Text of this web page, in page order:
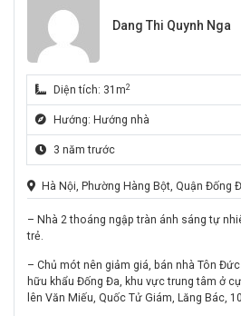
Dang Thi Quynh Nga
Diện tích: 31m2
Hướng: Hướng nhà
3 năm trước
Hà Nội, Phường Hàng Bột, Quận Đống
– Nhà 2 thoáng ngập tràn ánh sáng tự
trẻ.
– Chủ mót nên giảm giá, bán nhà Tôn
hữu khẩu Đống Đa, khu vực trung tâm ở
lên Văn Miếu, Quốc Tử Giám, Lăng Bác,